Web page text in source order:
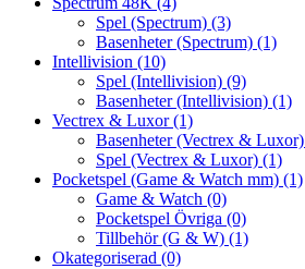
Spel (Spectrum) (3)
Basenheter (Spectrum) (1)
Intellivision (10)
Spel (Intellivision) (9)
Basenheter (Intellivision) (1)
Vectrex & Luxor(1)
Basenheter (Vectrex & Luxor)
Spel (Vectrex & Luxor) (1)
Pocketspel (Game & Watch mm) (1)
Game & Watch (0)
Pocketspel Övriga (0)
Tillbehör (G & W) (1)
Okategoriserad (0)